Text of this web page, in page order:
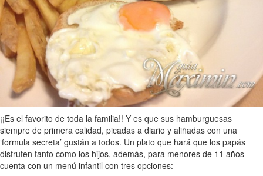
¡¡Es el favorito de toda la familia!! Y es que sus hamburguesas
siempre de primera calidad, picadas a diario y aliñadas con una
‘formula secreta’ gustán a todos. Un plato que hará que los papás
disfruten tanto como los hijos, además, para menores de 11 años
cuenta con un menú infantil con tres opciones: